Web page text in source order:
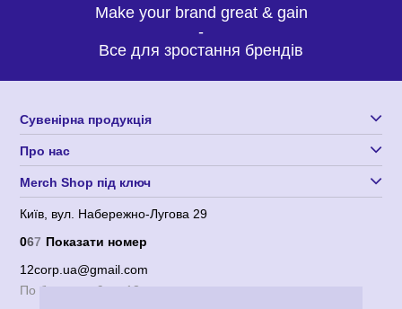
Make your brand great & gain
-
Все для зростання брендів
Сувенірна продукція
Про нас
Merch Shop під ключ
Київ, вул. Набережно-Лугова 29
067 Показати номер
12corp.ua@gmail.com
По будням с 9 до 18